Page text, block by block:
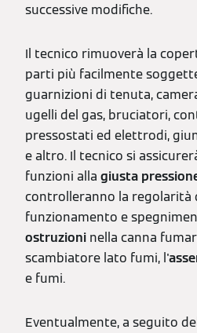
successive modifiche.
Il tecnico rimuoverà la
parti più facilmente
guarnizioni di tenuta,
ugelli del gas, bruciatori,
pressostati ed elettrodi,
e altro. Il tecnico si
funzioni alla giusta
controlleranno la regolarità
funzionamento e
ostruzioni nella canna
scambiatore lato fumi, l
e fumi.
Eventualmente, a seguito